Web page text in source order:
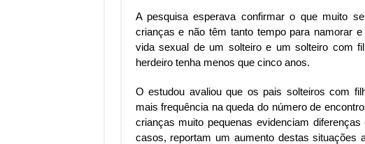
A pesquisa esperava confirmar o que muito
crianças e não têm tanto tempo para namorar
vida sexual de um solteiro e um solteiro com
herdeiro tenha menos que cinco anos.
O estudou avaliou que os pais solteiros com
mais frequência na queda do número de
crianças muito pequenas evidenciam
casos, reportam um aumento destas situações